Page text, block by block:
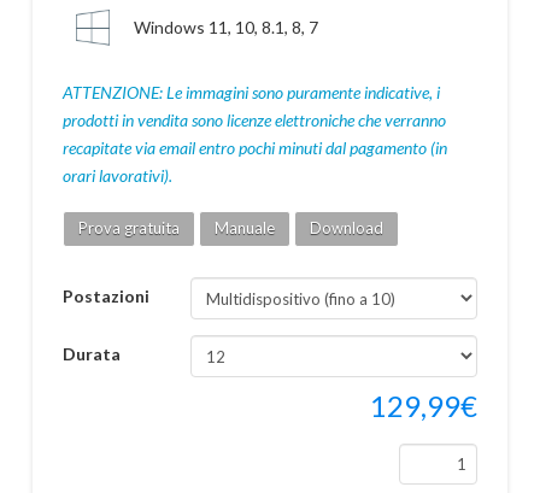
Windows 11, 10, 8.1, 8, 7
ATTENZIONE: Le immagini sono puramente indicative, i
prodotti in vendita sono licenze elettroniche che verranno
recapitate via email entro pochi minuti dal pagamento (in
orari lavorativi).
Prova gratuita Manuale Download
Postazioni
Durata
129,99€